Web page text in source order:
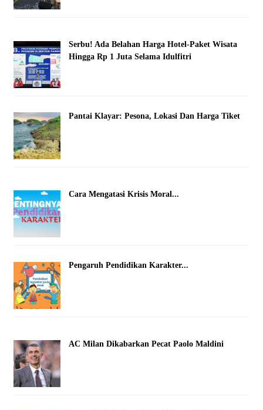
Serbu! Ada Belahan Harga Hotel-Paket Wisata
Hingga Rp 1 Juta Selama Idulfitri
Pantai Klayar: Pesona, Lokasi Dan Harga Tiket
Cara Mengatasi Krisis Moral...
Pengaruh Pendidikan Karakter...
AC Milan Dikabarkan Pecat Paolo Maldini